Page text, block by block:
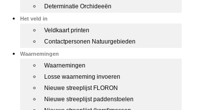
Determinatie Orchideeën
Het veld in
Veldkaart printen
Contactpersonen Natuurgebieden
Waarnemingen
Waarnemingen
Losse waarneming invoeren
Nieuwe streeplijst FLORON
Nieuwe streeplijst paddenstoelen